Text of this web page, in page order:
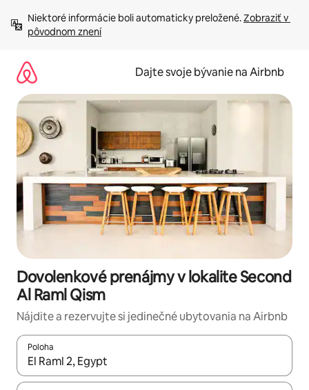
obsah.
Niektoré informácie boli automaticky preložené. Zobraziť v
pôvodnom znení
Dajte svoje bývanie na Airbnb
Dovolenkové prenájmy v lokalite Second
Al Raml Qism
Nájdite a rezervujte si jedinečné ubytovania na Airbnb
Poloha
Keď budú výsledky k dispozícii, môžete si ich prechádzať